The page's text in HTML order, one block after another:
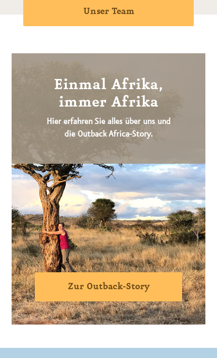
Unser Team
Einmal Afrika,
immer Afrika
Hier erfahren Sie alles über uns und
die Outback Africa-Story.
Zur Outback-Story